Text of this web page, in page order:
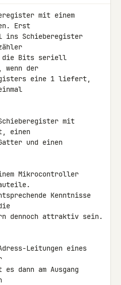
mit einem
Erst
ins Schieberegister
die Bits seriell
wenn der
eine 1 liefert,
mit
einen
und einen
Mikrocontroller
Kenntnisse
dennoch attraktiv sein.
Leitungen eines
dann am Ausgang